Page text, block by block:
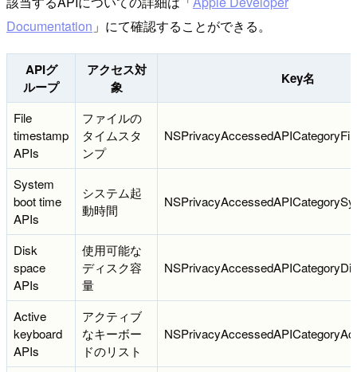
Documentation 」にて確認することができる。
APIグ
ループ
アクセス対
象
Key名
File
timestamp
APIs
ファイルの
タイムスタ
ンプ
System
boot time
APIs
システム起
動時間
Disk
space
APIs
使用可能な
ディスク容
量
Active
keyboard
APIs
アクティブ
なキーボー
ドのリスト